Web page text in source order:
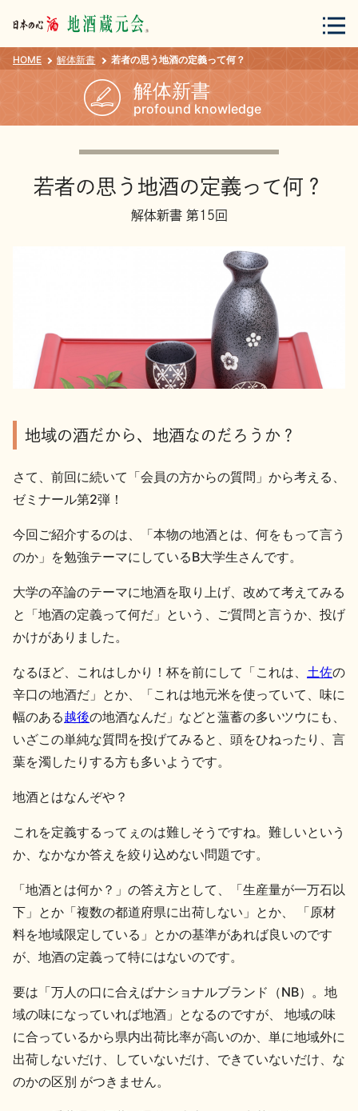
会員登録 ログイン
地酒カタログ
お楽しみコンテンツ
歳時記 地酒蔵元会検定
地酒川柳 地酒小説
地酒・イベント情報
イベント情報TOP
HOME 解体新書 若者の思う地酒の定義って何？
解体新書
profound knowledge
若者の思う地酒の定義って何？
解体新書 第15回
地域の酒だから、地酒なのだろうか？
さて、前回に続いて「会員の方からの質問」から考える、
ゼミナール第2弾！
今回ご紹介するのは、「本物の地酒とは、何をもって言う
のか」を勉強テーマにしているB大学生さんです。
大学の卒論のテーマに地酒を取り上げ、改めて考えてみる
と「地酒の定義って何だ」という、ご質問と言うか、投げ
かけがありました。
なるほど、これはしかり！杯を前にして「これは、 土佐の
辛口の地酒だ」とか、「これは地元米を使っていて、味に
幅のある越後の地酒なんだ」などと薀蓄の多いツウにも、
いざこの単純な質問を投げてみると、頭をひねったり、言
葉を濁したりする方も多いようです。
地酒とはなんぞや？
これを定義するってぇのは難しそうですね。難しいという
か、なかなか答えを絞り込めない問題です。
「地酒とは何か？」の答え方として、「生産量が一万石以
下」とか「複数の都道府県に出荷しない」とか、 「原材
料を地域限定している」とかの基準があれば良いのです
が、地酒の定義って特にはないのです。
要は「万人の口に合えばナショナルブランド（NB）。地
域の味になっていれば地酒」となるのですが、 地域の味
に合っているから県内出荷比率が高いのか、単に地域外に
出荷しないだけ、していないだけ、できていないだけ、な
のかの区別 がつきません。